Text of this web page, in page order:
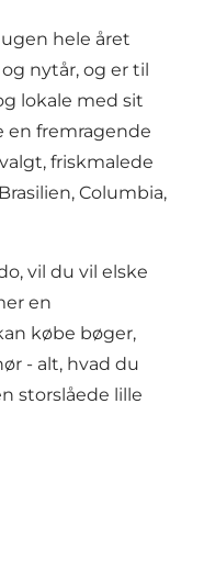
hele året
nytår, og er til
lokale med sit
en fremragende
friskmalede
Columbia,
vil du vil elske
en
købe bøger,
- alt, hvad du
storslåede lille